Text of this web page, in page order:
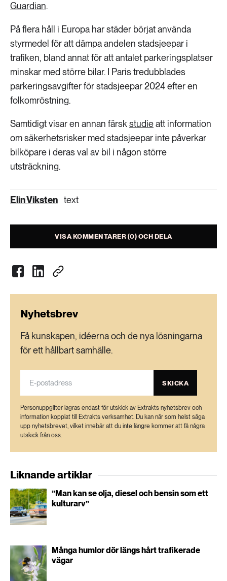
Guardian.
På flera håll i Europa har städer börjat använda
styrmedel för att dämpa andelen stadsjeepar i
trafiken, bland annat för att antalet parkeringsplatser
minskar med större bilar. I Paris tredubblades
parkeringsavgifter för stadsjeepar 2024 efter en
folkomröstning.
Samtidigt visar en annan färskstudieatt information
om säkerhetsrisker med stadsjeepar inte påverkar
bilköpare i deras val av bil i någon större
utsträckning.
Elin Viksten text
VISA KOMMENTARER (0) OCH DELA
Nyhetsbrev
Få kunskapen, idéerna och de nya lösningarna
för ett hållbart samhälle.
SKICKA
Personuppgifter lagras endast för utskick av Extrakts nyhetsbrev och
information kopplat till Extrakts verksamhet. Du kan när som helst säga
upp nyhetsbrevet, vilket innebär att du inte längre kommer att få några
utskick från oss.
Liknande artiklar
”Man kan se olja, diesel och bensin som ett
kulturarv”
Många humlor dör längs hårt trafikerade
vägar